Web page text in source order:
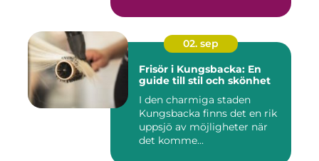
02. sep
Frisör i Kungsbacka: En
guide till stil och skönhet
I den charmiga staden
Kungsbacka finns det en rik
uppsjö av möjligheter när
det komme...